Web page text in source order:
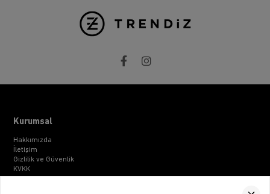
Kurumsal
Hakkımızda
İletişim
Gizlilik ve Güvenlik
KVKK